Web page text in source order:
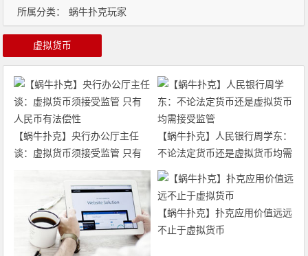
所属分类： 蜗牛扑克玩家
虚拟货币
【蜗牛扑克】央行办公厅主任
谈：虚拟货币须接受监管 只有
【蜗牛扑克】人民银行周学东：
不论法定货币还是虚拟货币均需
接受监管
【蜗牛扑克】扑克应用价值远远
不止于虚拟货币